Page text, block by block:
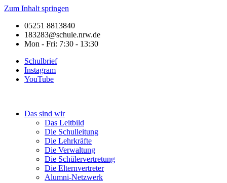
Zum Inhalt springen
05251 8813840
183283@schule.nrw.de
Mon - Fri: 7:30 - 13:30
Schulbrief
Instagram
YouTube
Das sind wir
Das Leitbild
Die Schulleitung
Die Lehrkräfte
Die Verwaltung
Die Schülervertretung
Die Elternvertreter
Alumni-Netzwerk